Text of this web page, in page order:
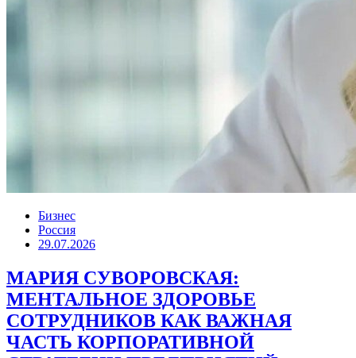
Бизнес
Россия
29.07.2026
МАРИЯ СУВОРОВСКАЯ:
МЕНТАЛЬНОЕ ЗДОРОВЬЕ
СОТРУДНИКОВ КАК ВАЖНАЯ
ЧАСТЬ КОРПОРАТИВНОЙ